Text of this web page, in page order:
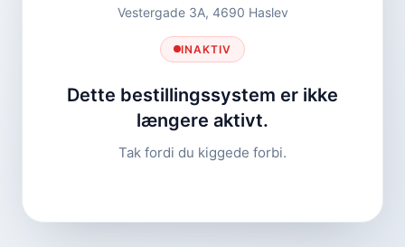
Vestergade 3A, 4690 Haslev
INAKTIV
Dette bestillingssystem er ikke
længere aktivt.
Tak fordi du kiggede forbi.